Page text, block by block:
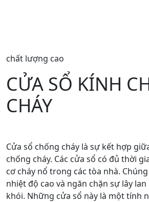
chất lượng cao
CỬA SỔ KÍNH
CHÁY
Cửa sổ chống cháy là sự kết hợp
chống cháy. Các cửa sổ có đủ thời
cơ cháy nổ trong các tòa nhà.
nhiệt độ cao và ngăn chặn sự lây
khói. Những cửa sổ này là một tính